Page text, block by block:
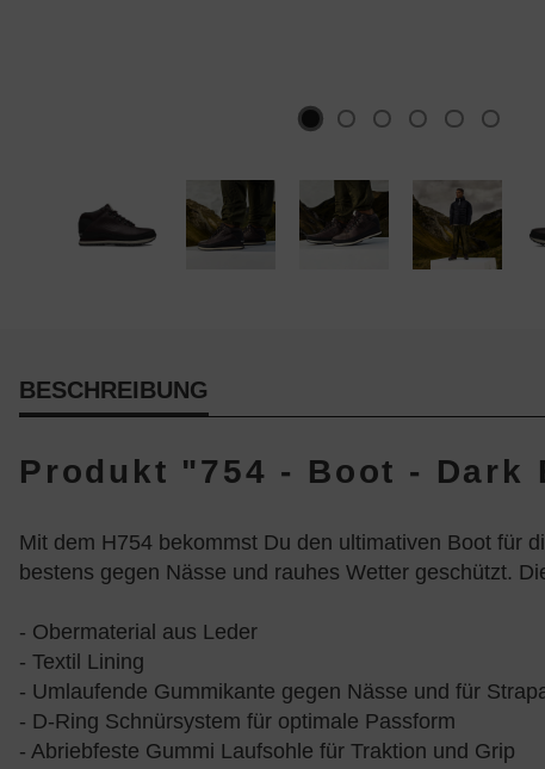
BESCHREIBUNG
Produkt "754 - Boot - Dark
Mit dem H754 bekommst Du den ultimativen Boot für
bestens gegen Nässe und rauhes Wetter geschützt.
- Obermaterial aus Leder
- Textil Lining
- Umlaufende Gummikante gegen Nässe und für
- D-Ring Schnürsystem für optimale Passform
- Abriebfeste Gummi Laufsohle für Traktion und Grip